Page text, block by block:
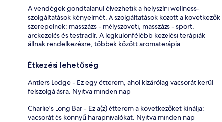
A vendégek gondtalanul élvezhetik a helyszíni wellness-
szolgáltatások kényelmét. A szolgáltatások között a következők
szerepelnek: masszázs - mélyszöveti, masszázs - sport,
arckezelés és testradír. A legkülönfélébb kezelési terápiák
állnak rendelkezésre, többek között aromaterápia.
Étkezési lehetőség
Antlers Lodge - Ez egy étterem, ahol kizárólag vacsorát kerül
felszolgálásra. Nyitva minden nap
Charlie's Long Bar - Ez a(z) étterem a következőket kínálja:
vacsorát és könnyű harapnivalókat. Nyitva minden nap